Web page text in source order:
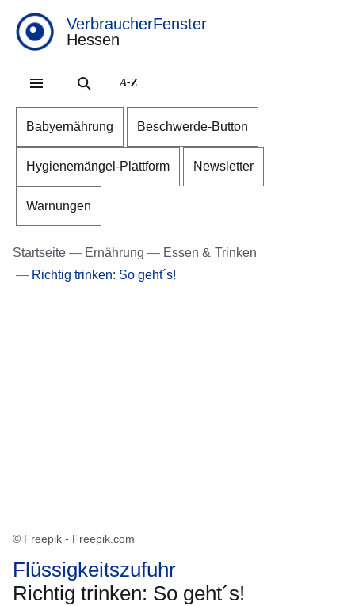
VerbraucherFenster
Hessen
A-Z
Babyernährung Beschwerde-Button
Hygienemängel-Plattform Newsletter
Warnungen
Startseite Ernährung
Essen & Trinken
Richtig trinken: So geht´s!
© Freepik - Freepik.com
Flüssigkeitszufuhr
Richtig trinken: So geht´s!